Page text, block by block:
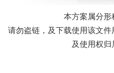
本方案属分形
请勿盗链，及下载使用该文
及使用权